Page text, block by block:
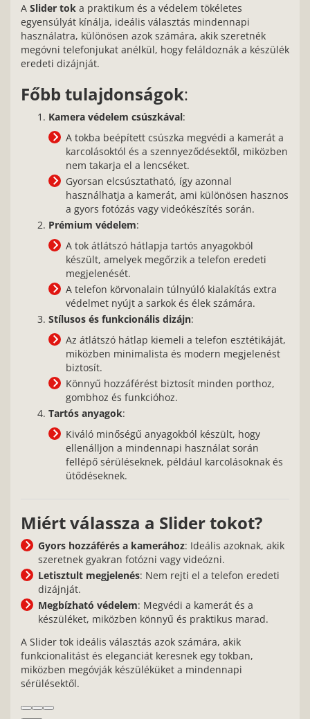
A Slider tok a praktikum és a védelem tökéletes
egyensúlyát kínálja, ideális választás mindennapi
használatra, különösen azok számára, akik szeretnék
megóvni telefonjukat anélkül, hogy feláldoznák a készülék
eredeti dizájnját.
Főbb tulajdonságok:
Kamera védelem csúszkával:
A tokba beépített csúszka megvédi a kamerát a
karcolásoktól és a szennyeződésektől, miközben
nem takarja el a lencséket.
Gyorsan elcsúsztatható, így azonnal
használhatja a kamerát, ami különösen hasznos
a gyors fotózás vagy videókészítés során.
Prémium védelem:
A tok átlátszó hátlapja tartós anyagokból
készült, amelyek megőrzik a telefon eredeti
megjelenését.
A telefon körvonalain túlnyúló kialakítás extra
védelmet nyújt a sarkok és élek számára.
Stílusos és funkcionális dizájn:
Az átlátszó hátlap kiemeli a telefon esztétikáját,
miközben minimalista és modern megjelenést
biztosít.
Könnyű hozzáférést biztosít minden porthoz,
gombhoz és funkcióhoz.
Tartós anyagok:
Kiváló minőségű anyagokból készült, hogy
ellenálljon a mindennapi használat során
fellépő sérüléseknek, például karcolásoknak és
ütődéseknek.
Miért válassza a Slider tokot?
Gyors hozzáférés a kamerához: Ideális azoknak, akik
szeretnek gyakran fotózni vagy videózni.
Letisztult megjelenés: Nem rejti el a telefon eredeti
dizájnját.
Megbízható védelem: Megvédi a kamerát és a
készüléket, miközben könnyű és praktikus marad.
A Slider tok ideális választás azok számára, akik
funkcionalitást és eleganciát keresnek egy tokban,
miközben megóvják készüléküket a mindennapi
sérülésektől.